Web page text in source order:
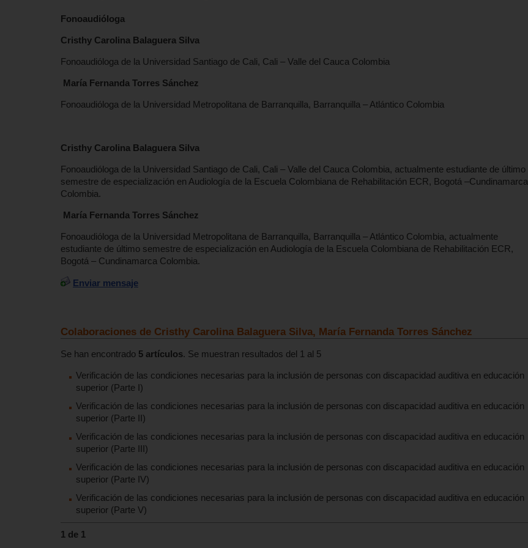
Fonoaudióloga
Cristhy Carolina Balaguera Silva
Fonoaudióloga de la Universidad Santiago de Cali, Cali – Valle del Cauca Colombia
María Fernanda Torres Sánchez
Fonoaudióloga de la Universidad Metropolitana de Barranquilla, Barranquilla – Atlántico Colombia
Cristhy Carolina Balaguera Silva
Fonoaudióloga de la Universidad Santiago de Cali, Cali – Valle del Cauca Colombia, actualmente estudiante de último
semestre de especialización en Audiología de la Escuela Colombiana de Rehabilitación ECR, Bogotá –Cundinamarca
Colombia.
María Fernanda Torres Sánchez
Fonoaudióloga de la Universidad Metropolitana de Barranquilla, Barranquilla – Atlántico Colombia, actualmente
estudiante de último semestre de especialización en Audiología de la Escuela Colombiana de Rehabilitación ECR,
Bogotá – Cundinamarca Colombia.
Enviar mensaje
Colaboraciones de Cristhy Carolina Balaguera Silva, María Fernanda Torres Sánchez
Se han encontrado 5 artículos. Se muestran resultados del 1 al 5
Verificación de las condiciones necesarias para la inclusión de personas con discapacidad auditiva en educación
superior (Parte I)
Verificación de las condiciones necesarias para la inclusión de personas con discapacidad auditiva en educación
superior (Parte II)
Verificación de las condiciones necesarias para la inclusión de personas con discapacidad auditiva en educación
superior (Parte III)
Verificación de las condiciones necesarias para la inclusión de personas con discapacidad auditiva en educación
superior (Parte IV)
Verificación de las condiciones necesarias para la inclusión de personas con discapacidad auditiva en educación
superior (Parte V)
1 de 1